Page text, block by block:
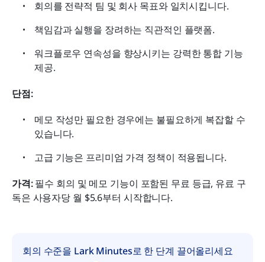
회의를 전략적 팀 및 회사 목표와 일치시킵니다.
책임감과 실행을 장려하는 직관적인 플랫폼.
워크플로우 연속성을 향상시키는 강력한 통합 기능
제공.
단점:
메모 작성만 필요한 경우에는 불필요하게 복잡할 수
있습니다.
고급 기능은 프리미엄 가격 정책이 적용됩니다.
가격: 필수 회의 및 메모 기능이 포함된 무료 등급, 유료 구
독은 사용자당 월 $5.6부터 시작합니다.
회의 수준을 Lark Minutes로 한 단계 끌어올리세요